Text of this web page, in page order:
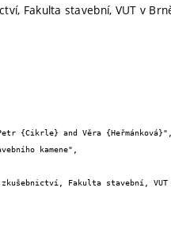
Fakulta stavební, VUT v